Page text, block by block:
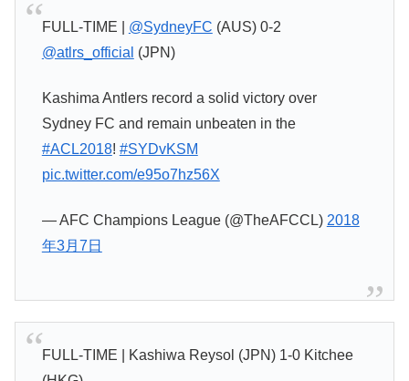
FULL-TIME | @SydneyFC (AUS) 0-2
@atlrs_official (JPN)
Kashima Antlers record a solid victory over
Sydney FC and remain unbeaten in the
#ACL2018! #SYDvKSM
pic.twitter.com/e95o7hz56X
— AFC Champions League (@TheAFCCL) 2018
年3月7日
FULL-TIME | Kashiwa Reysol (JPN) 1-0 Kitchee